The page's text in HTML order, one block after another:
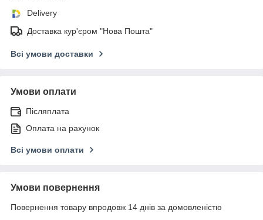
Delivery
Доставка кур'єром "Нова Пошта"
Всі умови доставки
Умови оплати
Післяплата
Оплата на рахунок
Всі умови оплати
Умови повернення
Повернення товару впродовж 14 днів за домовленістю